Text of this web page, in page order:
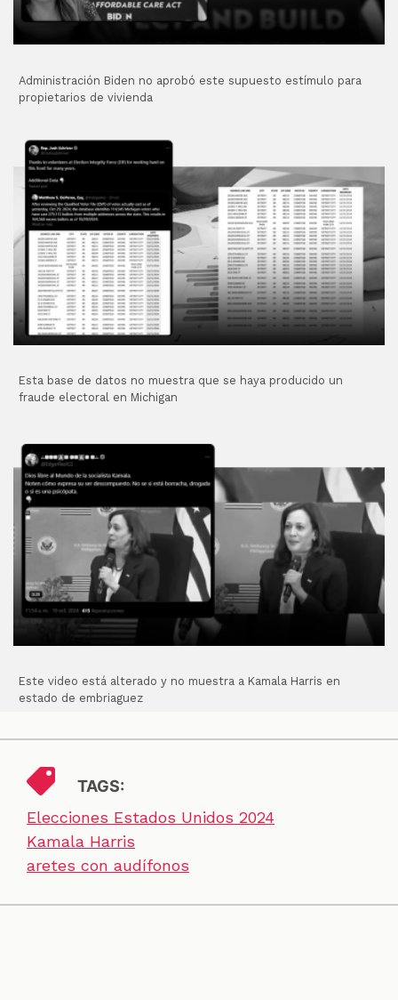
Administración Biden no aprobó este supuesto estímulo para
propietarios de vivienda
Esta base de datos no muestra que se haya producido un
fraude electoral en Michigan
Este video está alterado y no muestra a Kamala Harris en
estado de embriaguez
TAGS:
Elecciones Estados Unidos 2024
Kamala Harris
aretes con audífonos